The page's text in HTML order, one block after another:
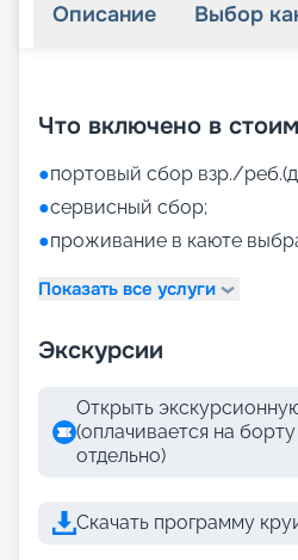
Описание Выбор
Что включено в
●портовый сбор взр./
●сервисный сбор;
●проживание в каюте
Показать все услуги
Экскурсии
Открыть
(оплачивается на
отдельно)
Скачать программу